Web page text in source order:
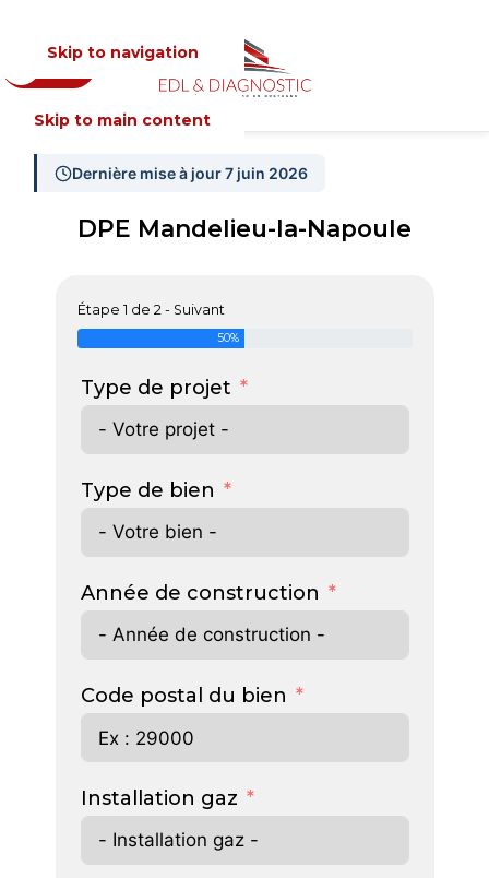
Skip to navigation
Skip to main content
MENU
Dernière mise à jour 7 juin 2026
DPE Mandelieu-la-Napoule
Étape 1 de 2 - Suivant
50%
Type de projet
Type de bien
Année de construction
Code postal du bien
Installation gaz